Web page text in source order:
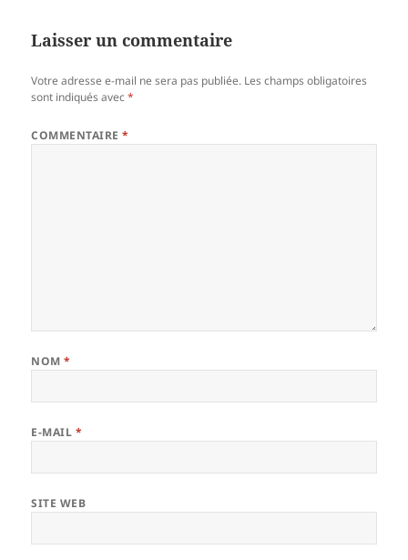
Laisser un commentaire
Votre adresse e-mail ne sera pas publiée. Les champs obligatoires
sont indiqués avec*
COMMENTAIRE*
NOM*
E-MAIL *
SITE WEB